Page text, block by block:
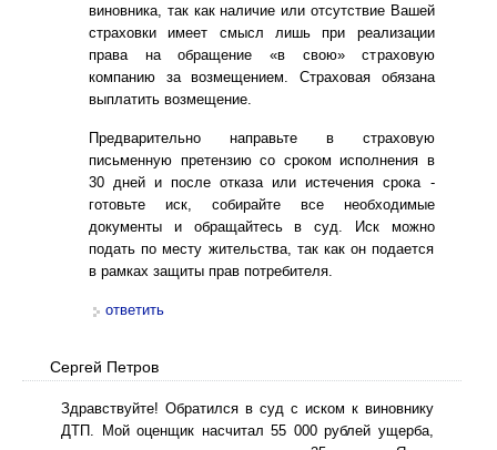
виновника, так как наличие или отсутствие Вашей
страховки имеет смысл лишь при реализации
права на обращение «в свою» страховую
компанию за возмещением. Страховая обязана
выплатить возмещение.
Предварительно направьте в страховую
письменную претензию со сроком исполнения в
30 дней и после отказа или истечения срока -
готовьте иск, собирайте все необходимые
документы и обращайтесь в суд. Иск можно
подать по месту жительства, так как он подается
в рамках защиты прав потребителя.
ответить
Сергей Петров
Здравствуйте! Обратился в суд с иском к виновнику
ДТП. Мой оценщик насчитал 55 000 рублей ущерба,